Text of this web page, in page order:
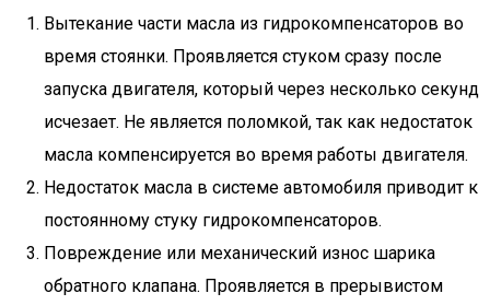
Вытекание части масла из гидрокомпенсаторов во
время стоянки. Проявляется стуком сразу после
запуска двигателя, который через несколько секунд
исчезает. Не является поломкой, так как недостаток
масла компенсируется во время работы двигателя.
Недостаток масла в системе автомобиля приводит к
постоянному стуку гидрокомпенсаторов.
Повреждение или механический износ шарика
обратного клапана. Проявляется в прерывистом